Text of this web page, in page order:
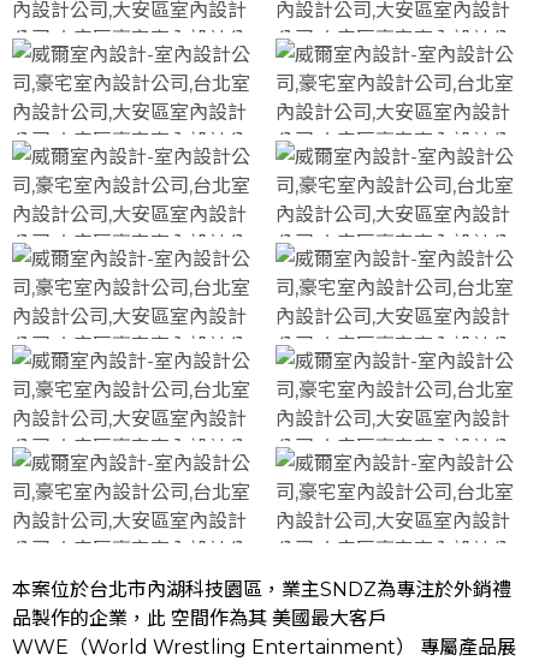
本案位於台北市內湖科技園區，業主SNDZ為專注於外銷禮
品製作的企業，此 空間作為其 美國最大客戶
WWE（World Wrestling Entertainment） 專屬產品展